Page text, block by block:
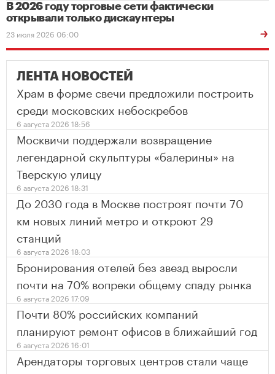
В 2026 году торговые сети фактически
открывали только дискаунтеры
23 июля 2026 06:00
ЛЕНТА НОВОСТЕЙ
Храм в форме свечи предложили построить
среди московских небоскребов
6 августа 2026 18:56
Москвичи поддержали возвращение
легендарной скульптуры «балерины» на
Тверскую улицу
6 августа 2026 18:31
До 2030 года в Москве построят почти 70
км новых линий метро и откроют 29
станций
6 августа 2026 18:03
Бронирования отелей без звезд выросли
почти на 70% вопреки общему спаду рынка
6 августа 2026 17:09
Почти 80% российских компаний
планируют ремонт офисов в ближайший год
6 августа 2026 16:01
Арендаторы торговых центров стали чаще